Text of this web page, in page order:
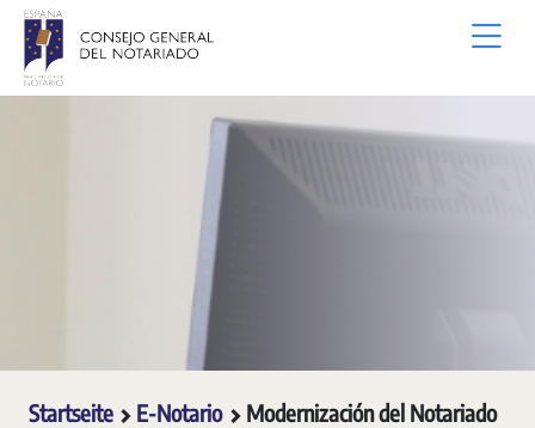
Zum Hauptinhalt springen
Startseite E-Notario Modernización del Notariado